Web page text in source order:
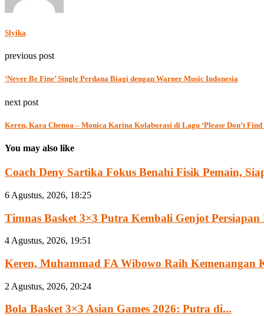
Slyika
previous post
‘Never Be Fine’ Single Perdana Biagi dengan Warner Music Indonesia
next post
Keren, Kara Chenoa – Monica Karina Kolaborasi di Lagu ‘Please Don’t Find
You may also like
Coach Deny Sartika Fokus Benahi Fisik Pemain,
6 Agustus, 2026, 18:25
Timnas Basket 3×3 Putra Kembali Genjot Persiapan
4 Agustus, 2026, 19:51
Keren, Muhammad FA Wibowo Raih Kemenangan
2 Agustus, 2026, 20:24
Bola Basket 3×3 Asian Games 2026: Putra di...